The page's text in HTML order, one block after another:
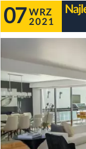
07 WRZ
2021